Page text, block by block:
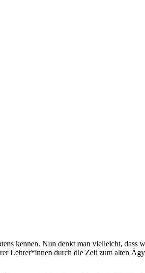
kennen. Nun denkt man vielleicht, dass
Lehrer*innen durch die Zeit zum alten